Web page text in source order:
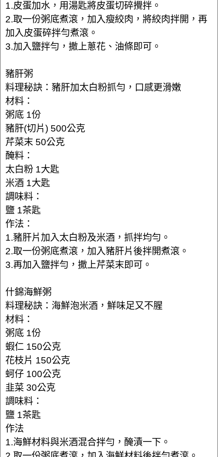
1.皮蛋加水，用湯匙將皮蛋切碎攪拌。
2.取一份粥底煮滾，加入瘦絞肉，將絞肉拌開，再
加入皮蛋碎拌勻煮滾。
3.加入鹽拌勻，撒上蔥花、油條即可。
豬肝粥
料理秘訣：豬肝加太白粉抓勻，口感更滑嫩
材料：
粥底 1份
豬肝(切片) 500公克
芹菜末 50公克
醃料：
太白粉 1大匙
米酒 1大匙
調味料：
鹽 1茶匙
作法：
1.豬肝片加入太白粉及米酒，抓拌均勻。
2.取一份粥底煮滾，加入豬肝片後拌開煮滾。
3.再加入鹽拌勻，撒上芹菜末即可。
什錦海鮮粥
料理秘訣：海鮮泡米酒，鮮味足又不腥
材料：
粥底 1份
蝦仁 150公克
花枝片 150公克
蚵仔 100公克
韭菜 30公克
調味料：
鹽 1茶匙
作法
1.海鮮材料與米酒混合拌勻，醃漬一下。